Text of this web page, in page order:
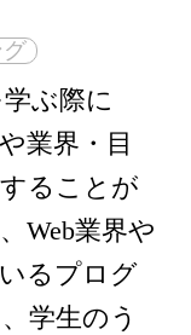
ぶ際に
業界・目
ることが
Web業界や
るプログ
学生のう